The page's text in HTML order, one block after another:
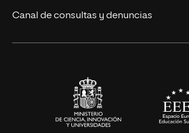
Eventos
Canal de consultas y denuncias